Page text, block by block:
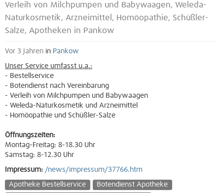
Verleih von Milchpumpen und Babywaagen, Weleda-
Naturkosmetik, Arzneimittel, Homöopathie, Schüßler-
Salze, Apotheken in Pankow
Vor 3 Jahren in Pankow
Unser Service umfasst u.a.:
- Bestellservice
- Botendienst nach Vereinbarung
- Verleih von Milchpumpen und Babywaagen
- Weleda-Naturkosmetik und Arzneimittel
- Homöopathie und Schüßler-Salze
Öffnungszeiten:
Montag-Freitag: 8-18.30 Uhr
Samstag: 8-12.30 Uhr
Impressum: /news/impressum/37766.htm
Apotheke Bestellservice
Botendienst Apotheke